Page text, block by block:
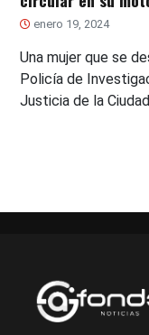
enero 19, 2024
Una mujer que se
Policía de
Justicia de la